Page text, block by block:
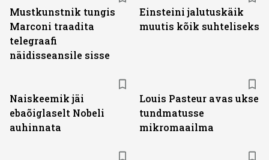
Mustkunstnik tungis
Marconi traadita
telegraafi
näidisseansile sisse
Einsteini jalutuskäik
muutis kõik suhteliseks
Naiskeemik jäi
ebaõiglaselt Nobeli
auhinnata
Louis Pasteur avas ukse
tundmatusse
mikromaailma